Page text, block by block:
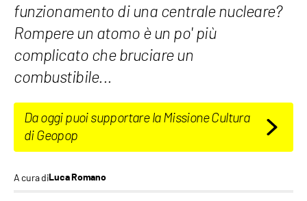
funzionamento di una centrale nucleare?
Rompere un atomo è un po' più
complicato che bruciare un
combustibile...
Da oggi puoi supportare la Missione Cultura
di Geopop
A cura diLuca Romano